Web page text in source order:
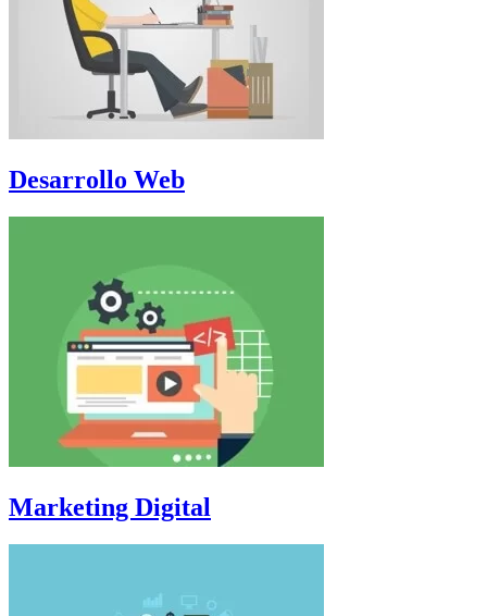
Desarrollo Web
Marketing Digital